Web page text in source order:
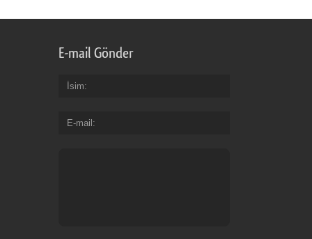
E-mail Gönder
İsim
E-mail